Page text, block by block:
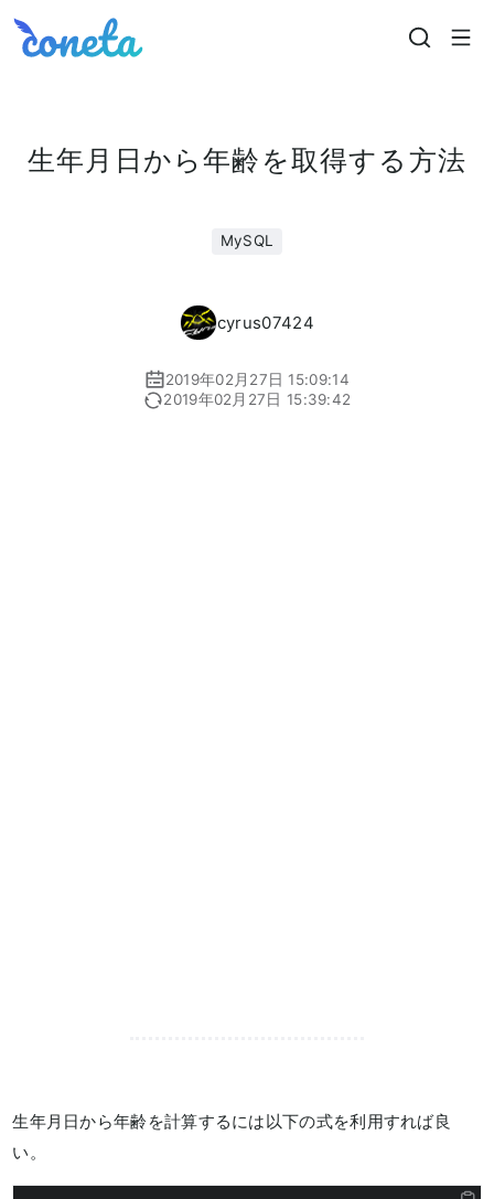
Coneta
生年月日から年齢を取得する方法
MySQL
cyrus07424
2019年02月27日 15:09:14
2019年02月27日 15:39:42
生年月日から年齢を計算するには以下の式を利用すれば良
い。